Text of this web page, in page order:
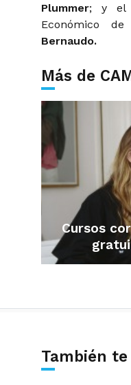
Plummer; y el
Económico
Bernaudo.​
Más de
Cursos
También